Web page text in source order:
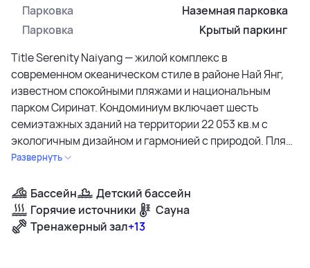
Парковка
Наземная парковка
Парковка
Крытый паркинг
Title Serenity Naiyang — жилой комплекс в
современном океаническом стиле в районе Най Янг,
известном спокойными пляжами и национальным
парком Сиринат. Кондоминиум включает шесть
семиэтажных зданий на территории 22 053 кв.м с
экологичным дизайном и гармонией с природой. Пляж
Най Янг находится в 400 метрах, международный
расположен торговый центр Mingle Mall и
национальный парк Сиринат. Зеленые зоны занимают
более 3 750 кв.м территории. Застройщик Rhom Bho
Развернуть
Бассейн
Детский бассейн
Горячие источники
Сауна
Тренажерный зал+13